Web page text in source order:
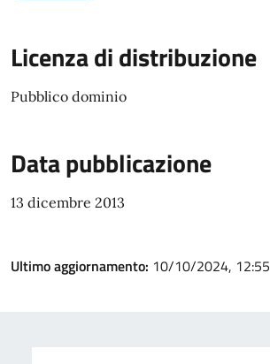
Licenza di distribuzione
Pubblico dominio
Data pubblicazione
13 dicembre 2013
Ultimo aggiornamento: 10/10/2024, 12:55